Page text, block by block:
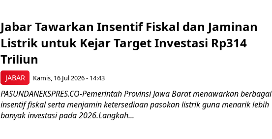
JABAR
Jabar Tawarkan Insentif Fiskal dan Jaminan
Listrik untuk Kejar Target Investasi Rp314
Triliun
Kamis, 16 Jul 2026 - 14:43
PASUNDANEKSPRES.CO-Pemerintah Provinsi Jawa Barat menawarkan berbagai
insentif fiskal serta menjamin ketersediaan pasokan listrik guna menarik lebih
banyak investasi pada 2026.Langkah...